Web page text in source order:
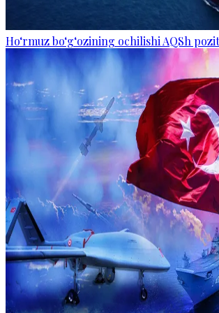
Ho‘rmuz bo‘g‘ozining ochilishi AQSh